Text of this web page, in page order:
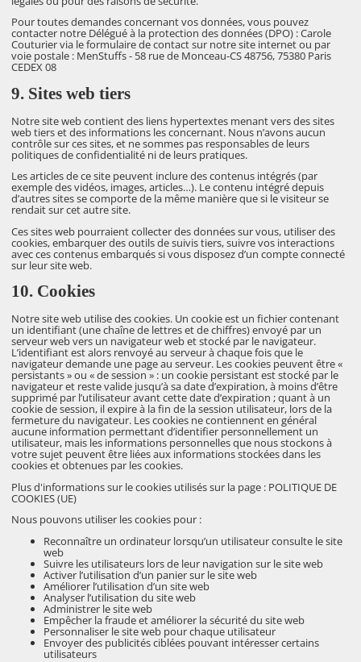
Pour toutes demandes concernant vos données, vous pouvez
contacter notre Délégué à la protection des données (DPO) : Carole
Couturier via le formulaire de contact sur notre site internet ou par
voie postale : MenStuffs - 58 rue de Monceau-CS 48756, 75380 Paris
CEDEX 08
9. Sites web tiers
Notre site web contient des liens hypertextes menant vers des sites
web tiers et des informations les concernant. Nous n’avons aucun
contrôle sur ces sites, et ne sommes pas responsables de leurs
politiques de confidentialité ni de leurs pratiques.
Les articles de ce site peuvent inclure des contenus intégrés (par
exemple des vidéos, images, articles…). Le contenu intégré depuis
d’autres sites se comporte de la même manière que si le visiteur se
rendait sur cet autre site.
Ces sites web pourraient collecter des données sur vous, utiliser des
cookies, embarquer des outils de suivis tiers, suivre vos interactions
avec ces contenus embarqués si vous disposez d’un compte connecté
sur leur site web.
10. Cookies
Notre site web utilise des cookies. Un cookie est un fichier contenant
un identifiant (une chaîne de lettres et de chiffres) envoyé par un
serveur web vers un navigateur web et stocké par le navigateur.
L’identifiant est alors renvoyé au serveur à chaque fois que le
navigateur demande une page au serveur. Les cookies peuvent être «
persistants » ou « de session » : un cookie persistant est stocké par le
navigateur et reste valide jusqu’à sa date d’expiration, à moins d’être
supprimé par l’utilisateur avant cette date d’expiration ; quant à un
cookie de session, il expire à la fin de la session utilisateur, lors de la
fermeture du navigateur. Les cookies ne contiennent en général
aucune information permettant d’identifier personnellement un
utilisateur, mais les informations personnelles que nous stockons à
votre sujet peuvent être liées aux informations stockées dans les
cookies et obtenues par les cookies.
Plus d'informations sur le cookies utilisés sur la page : POLITIQUE DE
COOKIES (UE)
Nous pouvons utiliser les cookies pour :
Reconnaître un ordinateur lorsqu’un utilisateur consulte le site
web
Suivre les utilisateurs lors de leur navigation sur le site web
Activer l’utilisation d’un panier sur le site web
Améliorer l’utilisation d’un site web
Analyser l’utilisation du site web
Administrer le site web
Empêcher la fraude et améliorer la sécurité du site web
Personnaliser le site web pour chaque utilisateur
Envoyer des publicités ciblées pouvant intéresser certains
utilisateurs